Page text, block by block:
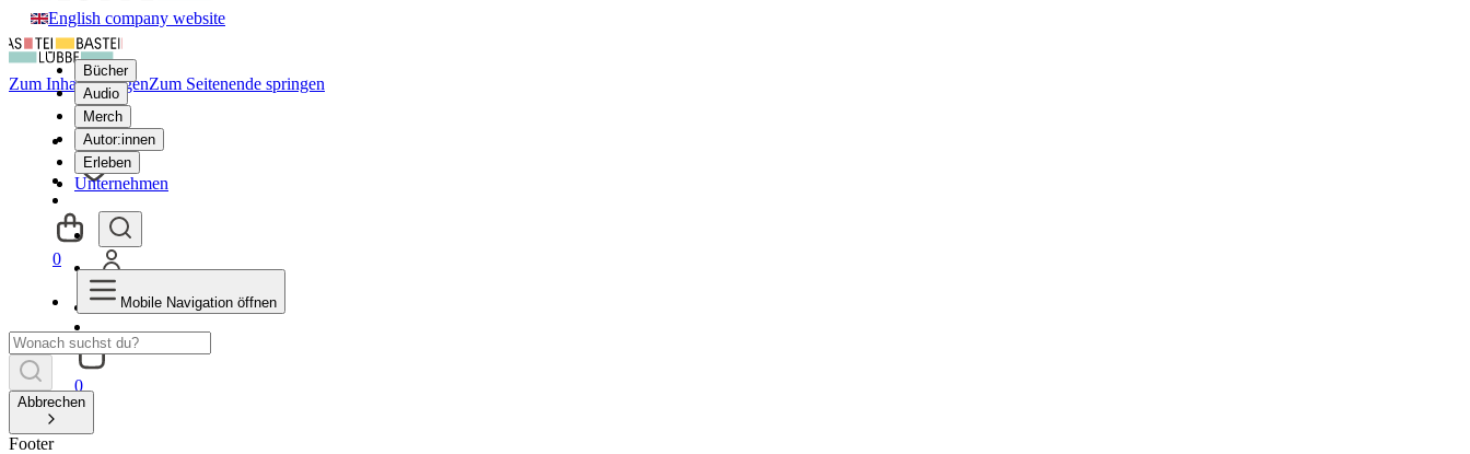
English company website
Bücher
Audio
Merch
Autor:innen
Erleben
Unternehmen
0
Zum Inhalt springenZum Seitenende springen
0
Mobile Navigation öffnen
Abbrechen
Footer